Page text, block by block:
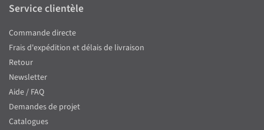
Service clientèle
Commande directe
Frais d'expédition et délais de livraison
Retour
Newsletter
Aide / FAQ
Demandes de projet
Catalogues